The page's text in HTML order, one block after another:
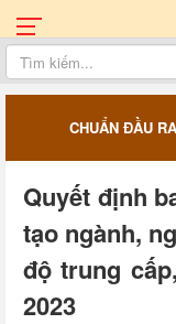
CHUẨN ĐẦU RA
Quyết định
tạo ngành,
độ trung
2023